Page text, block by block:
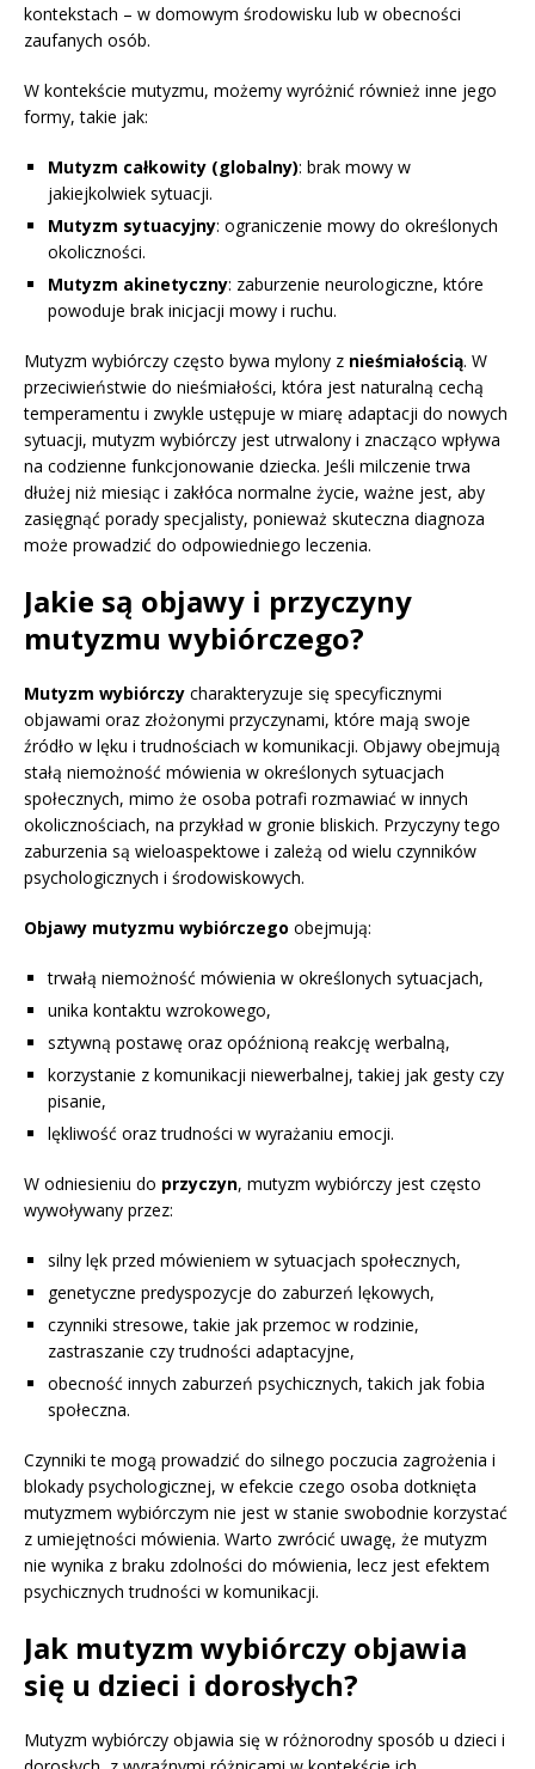
kontekstach – w domowym środowisku lub w obecności
zaufanych osób.
W kontekście mutyzmu, możemy wyróżnić również inne jego
formy, takie jak:
Mutyzm całkowity (globalny): brak mowy w
jakiejkolwiek sytuacji.
Mutyzm sytuacyjny: ograniczenie mowy do określonych
okoliczności.
Mutyzm akinetyczny: zaburzenie neurologiczne, które
powoduje brak inicjacji mowy i ruchu.
Mutyzm wybiórczy często bywa mylony z nieśmiałością. W
przeciwieństwie do nieśmiałości, która jest naturalną cechą
temperamentu i zwykle ustępuje w miarę adaptacji do nowych
sytuacji, mutyzm wybiórczy jest utrwalony i znacząco wpływa
na codzienne funkcjonowanie dziecka. Jeśli milczenie trwa
dłużej niż miesiąc i zakłóca normalne życie, ważne jest, aby
zasięgnąć porady specjalisty, ponieważ skuteczna diagnoza
może prowadzić do odpowiedniego leczenia.
Jakie są objawy i przyczyny
mutyzmu wybiórczego?
Mutyzm wybiórczy charakteryzuje się specyficznymi
objawami oraz złożonymi przyczynami, które mają swoje
źródło w lęku i trudnościach w komunikacji. Objawy obejmują
stałą niemożność mówienia w określonych sytuacjach
społecznych, mimo że osoba potrafi rozmawiać w innych
okolicznościach, na przykład w gronie bliskich. Przyczyny tego
zaburzenia są wieloaspektowe i zależą od wielu czynników
psychologicznych i środowiskowych.
Objawy mutyzmu wybiórczego obejmują:
trwałą niemożność mówienia w określonych sytuacjach,
unika kontaktu wzrokowego,
sztywną postawę oraz opóźnioną reakcję werbalną,
korzystanie z komunikacji niewerbalnej, takiej jak gesty czy
pisanie,
lękliwość oraz trudności w wyrażaniu emocji.
W odniesieniu do przyczyn, mutyzm wybiórczy jest często
wywoływany przez:
silny lęk przed mówieniem w sytuacjach społecznych,
genetyczne predyspozycje do zaburzeń lękowych,
czynniki stresowe, takie jak przemoc w rodzinie,
zastraszanie czy trudności adaptacyjne,
obecność innych zaburzeń psychicznych, takich jak fobia
społeczna.
Czynniki te mogą prowadzić do silnego poczucia zagrożenia i
blokady psychologicznej, w efekcie czego osoba dotknięta
mutyzmem wybiórczym nie jest w stanie swobodnie korzystać
z umiejętności mówienia. Warto zwrócić uwagę, że mutyzm
nie wynika z braku zdolności do mówienia, lecz jest efektem
psychicznych trudności w komunikacji.
Jak mutyzm wybiórczy objawia
się u dzieci i dorosłych?
Mutyzm wybiórczy objawia się w różnorodny sposób u dzieci i